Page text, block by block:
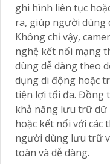
ghi hình liên tục
ra, giúp người dùng
Không chỉ vậy,
nghệ kết nối mạng
dùng dễ dàng theo
dụng di động hoặc
tiện lợi tối đa. Đồng
khả năng lưu trữ dữ
hoặc kết nối với
người dùng lưu trữ
toàn và dễ dàng.